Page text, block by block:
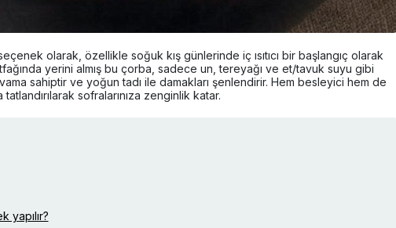
olarak, özellikle soğuk kış günlerinde iç ısıtıcı bir başlangıç olarak
yerini almış bu çorba, sadece un, tereyağı ve et/tavuk suyu gibi
sahiptir ve yoğun tadı ile damakları şenlendirir. Hem besleyici hem de
sofralarınıza zenginlik katar.
yapılır?